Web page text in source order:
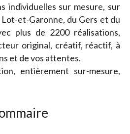
individuelles sur mesure, sur
et-Garonne, du Gers et du
plus de 2200 réalisations,
original, créatif, réactif, à
et de vos attentes.
entièrement sur-mesure,